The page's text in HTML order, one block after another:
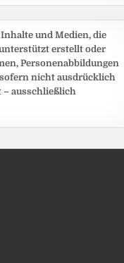
und Medien, die
erstellt oder
Personenabbildungen
nicht ausdrücklich
– ausschließlich